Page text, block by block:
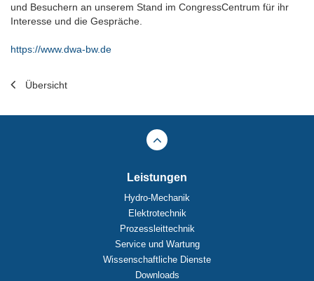
und Besuchern an unserem Stand im CongressCentrum für ihr
Interesse und die Gespräche.
https://www.dwa-bw.de
Übersicht
Leistungen
Hydro-Mechanik
Elektrotechnik
Prozessleittechnik
Service und Wartung
Wissenschaftliche Dienste
Downloads